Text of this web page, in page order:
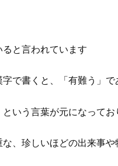
と言われています
字で書くと、「有難う」で
いう言葉が元になってお
、珍しいほどの出来事